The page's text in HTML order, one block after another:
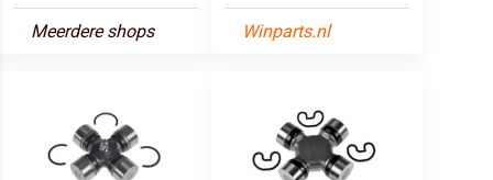
Meerdere shops Winparts.nl